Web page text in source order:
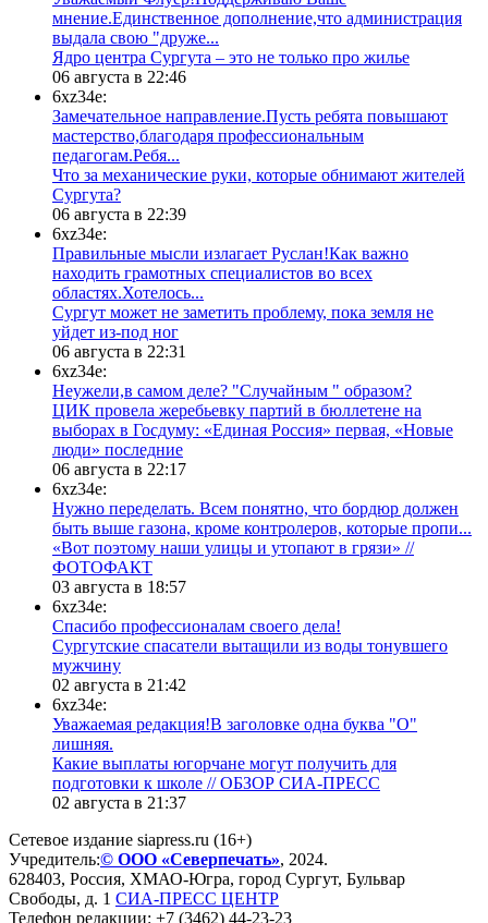
мнение.Единственное дополнение,что администрация
выдала свою "друже...
​Ядро центра Сургута ‒ это не только про жилье
06 августа в 22:46
6xz34e:
Замечательное направление.Пусть ребята повышают
мастерство,благодаря профессиональным
педагогам.Ребя...
​Что за механические руки, которые обнимают жителей
Сургута?
06 августа в 22:39
6xz34e:
Правильные мысли излагает Руслан!Как важно
находить грамотных специалистов во всех
областях.Хотелось...
Сургут может не заметить проблему, пока земля не
уйдет из-под ног
06 августа в 22:31
6xz34e:
Неужели,в самом деле? "Случайным " образом?
ЦИК провела жеребьевку партий в бюллетене на
выборах в Госдуму: «Единая Россия» первая, «Новые
люди» последние
06 августа в 22:17
6xz34e:
Нужно переделать. Всем понятно, что бордюр должен
быть выше газона, кроме контролеров, которые пропи...
«Вот поэтому наши улицы и утопают в грязи» //
ФОТОФАКТ
03 августа в 18:57
6xz34e:
Спасибо профессионалам своего дела!
Сургутские спасатели вытащили из воды тонувшего
мужчину
02 августа в 21:42
6xz34e:
Уважаемая редакция!В заголовке одна буква "О"
лишняя.
Какие выплаты югорчане могут получить для
подготовки к школе // ОБЗОР СИА-ПРЕСС
02 августа в 21:37
Сетевое издание siapress.ru (16+)
Учредитель:© ООО «Северпечать», 2024.
628403, Россия, ХМАО-Югра, город Сургут, Бульвар
Свободы, д. 1 СИА-ПРЕСС ЦЕНТР
Телефон редакции: +7 (3462) 44-23-23